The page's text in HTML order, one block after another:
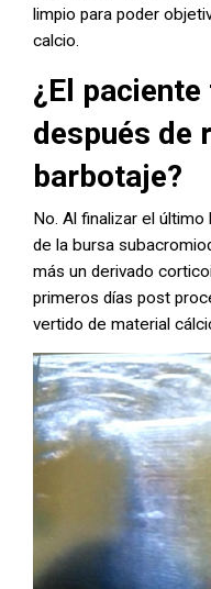
limpio para poder
calcio.
¿El
después de
barbotaje?
No. Al finalizar el
de la bursa
más un derivado
primeros días post
vertido de material